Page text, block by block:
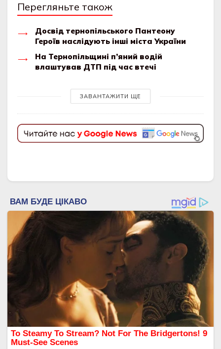
Перегляньте також
Досвід тернопільського Пантеону
Героїв наслідують інші міста України
На Тернопільщині п’яний водій
влаштував ДТП під час втечі
ЗАВАНТАЖИТИ ЩЕ